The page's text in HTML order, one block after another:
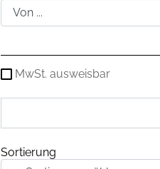
MwSt. ausweisbar
Sortierung